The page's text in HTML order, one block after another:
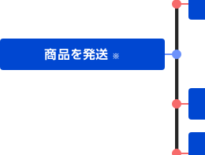
商品を発送 ※